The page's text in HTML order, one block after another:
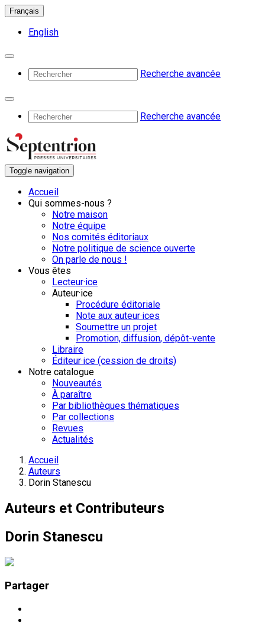
Français
English
Recherche avancée
Recherche avancée
Toggle navigation
Accueil
Qui sommes-nous ?
Notre maison
Notre équipe
Nos comités éditoriaux
Notre politique de science ouverte
On parle de nous !
Vous êtes
Lecteur·ice
Auteur·ice
Procédure éditoriale
Note aux auteur·ices
Soumettre un projet
Promotion, diffusion, dépôt-vente
Libraire
Éditeur·ice (cession de droits)
Notre catalogue
Nouveautés
À paraître
Par bibliothèques thématiques
Par collections
Revues
Actualités
Accueil
Auteurs
Dorin Stanescu
Auteurs et Contributeurs
Dorin Stanescu
Partager